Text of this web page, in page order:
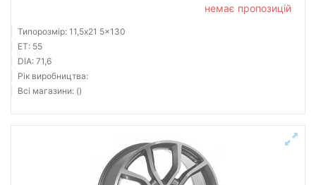
немає пропозицій
Типорозмір: 11,5x21 5x130
ET: 55
DIA: 71,6
Рік виробництва:
Всі магазини: ()